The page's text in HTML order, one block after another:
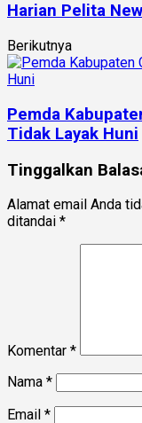
Harian Pelita
Berikutnya
Pemda
Tidak Layak Huni
Tinggalkan
Alamat email Anda
ditandai *
Komentar *
Nama *
Email *